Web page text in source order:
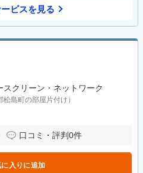
ビスを見る
スクリーン・ネットワーク
松島町の部屋片付け）
口コミ・評判0件
入りに追加